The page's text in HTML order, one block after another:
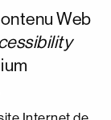
Web